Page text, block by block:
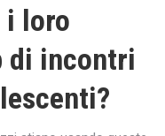
i loro
di incontri